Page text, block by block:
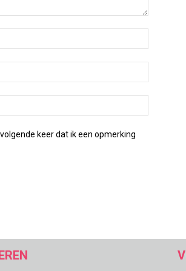
keer dat ik een opmerking